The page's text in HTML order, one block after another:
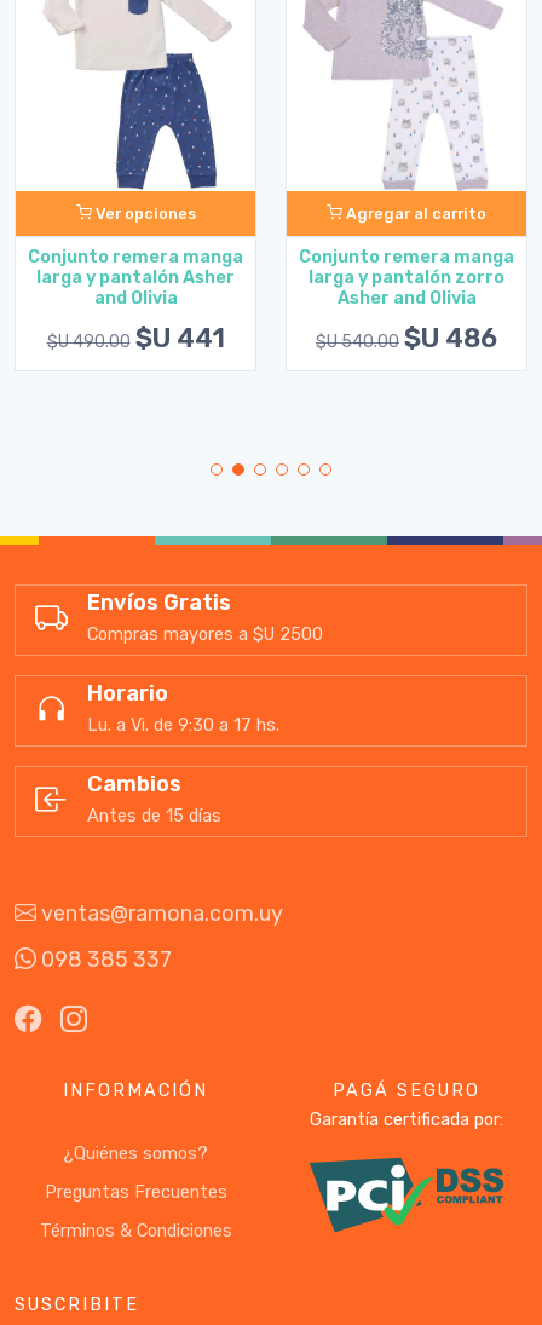
Ver opciones
Conjunto remera manga
larga y pantalón Asher
and Olivia
$U 490.00 $U 441
Agregar al carrito
Conjunto remera manga
larga y pantalón zorro
Asher and Olivia
$U 540.00 $U 486
Envíos Gratis
Compras mayores a $U 2500
Horario
Lu. a Vi. de 9:30 a 17 hs.
Cambios
Antes de 15 días
ventas@ramona.com.uy
098 385 337
INFORMACIÓN
¿Quiénes somos?
Preguntas Frecuentes
Términos & Condiciones
PAGÁ SEGURO
Garantía certificada por:
SUSCRIBITE